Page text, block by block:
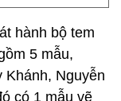
hành bộ tem
5 mẫu,
Nguyễn
có 1 mẫu vẽ